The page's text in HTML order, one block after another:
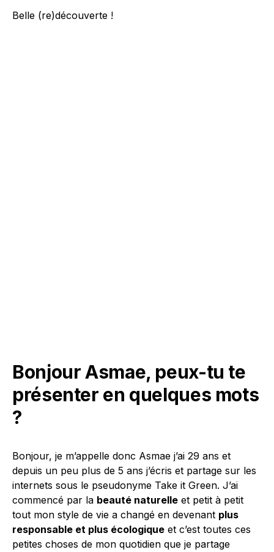
Belle (re)découverte !
Bonjour Asmae, peux-tu te
présenter en quelques mots
?
Bonjour, je m’appelle donc Asmae j’ai 29 ans et
depuis un peu plus de 5 ans j’écris et partage sur les
internets sous le pseudonyme Take it Green. J’ai
commencé par la beauté naturelle et petit à petit
tout mon style de vie a changé en devenant plus
responsable et plus écologique et c’est toutes ces
petites choses de mon quotidien que je partage